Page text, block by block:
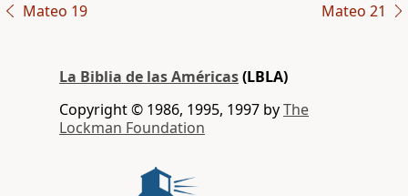
Mateo 19 Mateo 21
La Biblia de las Américas(LBLA)
Copyright © 1986, 1995, 1997 byThe
Lockman Foundation